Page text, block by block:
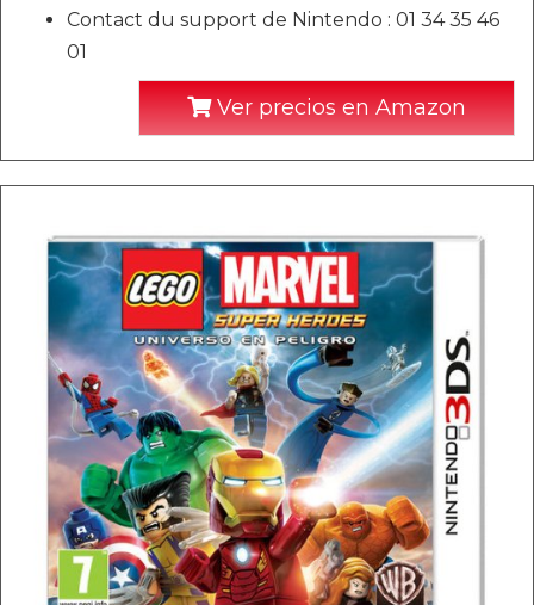
Contact du support de Nintendo : 01 34 35 46
01
Ver precios en Amazon